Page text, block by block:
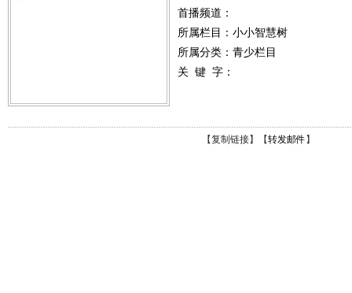
首播频道：
所属栏目： 小小智慧树
所属分类：青少栏目
关 键 字：
【复制链接】【转发邮件 】